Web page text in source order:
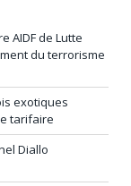
AIDF de Lutte
du terrorisme
exotiques
tarifaire
Diallo